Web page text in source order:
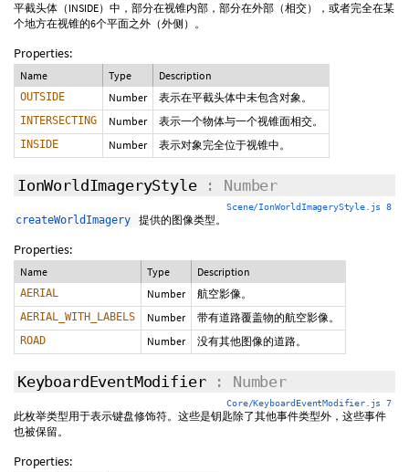
平截头体（INSIDE）中，部分在视锥内部，部分在外部（相交），或者完全在某
个地方在视锥的6个平面之外（外侧）。
Properties:
Name Type Description
OUTSIDE Number 表示在平截头体中未包含对象。
INTERSECTING Number 表示一个物体与一个视锥面相交。
INSIDE Number 表示对象完全位于视锥中。
IonWorldImageryStyle : Number
Scene/IonWorldImageryStyle.js 8
createWorldImagery 提供的图像类型。
Properties:
Name Type Description
AERIAL Number 航空影像。
AERIAL_WITH_LABELS Number 带有道路覆盖物的航空影像。
ROAD Number 没有其他图像的道路。
KeyboardEventModifier : Number
Core/KeyboardEventModifier.js 7
此枚举类型用于表示键盘修饰符。这些是钥匙除了其他事件类型外，这些事件
也被保留。
Properties: